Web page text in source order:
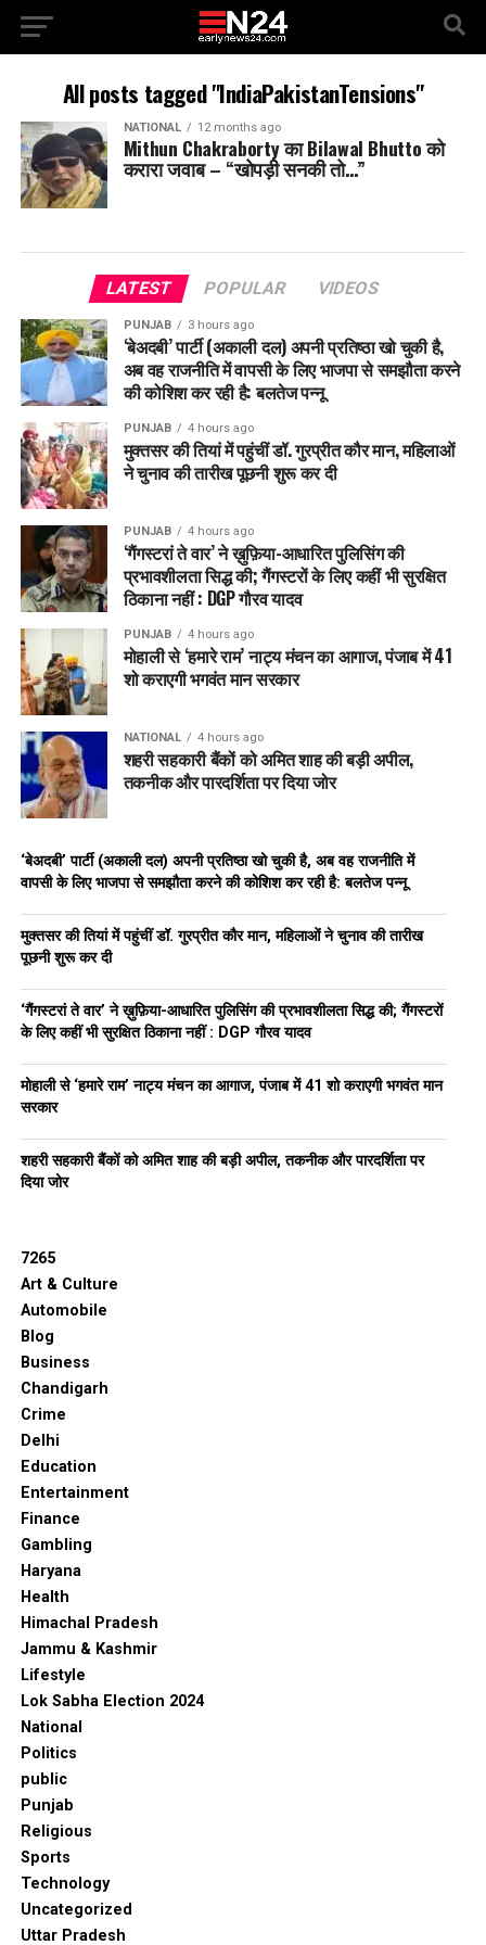
All posts tagged "IndiaPakistanTensions"
NATIONAL 12 months ago
Mithun Chakraborty का Bilawal Bhutto को
करारा जवाब – “खोपड़ी सनकी तो…”
LATEST POPULAR VIDEOS
PUNJAB 3 hours ago
‘बेअदबी’ पार्टी (अकाली दल) अपनी प्रतिष्ठा खो चुकी है,
अब वह राजनीति में वापसी के लिए भाजपा से समझौता करने
की कोशिश कर रही है: बलतेज पन्नू
PUNJAB 4 hours ago
मुक्तसर की तियां में पहुंचीं डॉ. गुरप्रीत कौर मान, महिलाओं
ने चुनाव की तारीख पूछनी शुरू कर दी
PUNJAB 4 hours ago
‘गैंगस्टरां ते वार’ ने ख़ुफ़िया-आधारित पुलिसिंग की
प्रभावशीलता सिद्ध की; गैंगस्टरों के लिए कहीं भी सुरक्षित
ठिकाना नहीं : DGP गौरव यादव
PUNJAB 4 hours ago
मोहाली से ‘हमारे राम’ नाट्य मंचन का आगाज, पंजाब में 41
शो कराएगी भगवंत मान सरकार
NATIONAL 4 hours ago
शहरी सहकारी बैंकों को अमित शाह की बड़ी अपील,
तकनीक और पारदर्शिता पर दिया जोर
‘बेअदबी’ पार्टी (अकाली दल) अपनी प्रतिष्ठा खो चुकी है, अब वह राजनीति में
वापसी के लिए भाजपा से समझौता करने की कोशिश कर रही है: बलतेज पन्नू
मुक्तसर की तियां में पहुंचीं डॉ. गुरप्रीत कौर मान, महिलाओं ने चुनाव की तारीख
पूछनी शुरू कर दी
‘गैंगस्टरां ते वार’ ने ख़ुफ़िया-आधारित पुलिसिंग की प्रभावशीलता सिद्ध की; गैंगस्टरों
के लिए कहीं भी सुरक्षित ठिकाना नहीं : DGP गौरव यादव
मोहाली से ‘हमारे राम’ नाट्य मंचन का आगाज, पंजाब में 41 शो कराएगी भगवंत मान
सरकार
शहरी सहकारी बैंकों को अमित शाह की बड़ी अपील, तकनीक और पारदर्शिता पर
दिया जोर
7265
Art & Culture
Automobile
Blog
Business
Chandigarh
Crime
Delhi
Education
Entertainment
Finance
Gambling
Haryana
Health
Himachal Pradesh
Jammu & Kashmir
Lifestyle
Lok Sabha Election 2024
National
Politics
public
Punjab
Religious
Sports
Technology
Uncategorized
Uttar Pradesh